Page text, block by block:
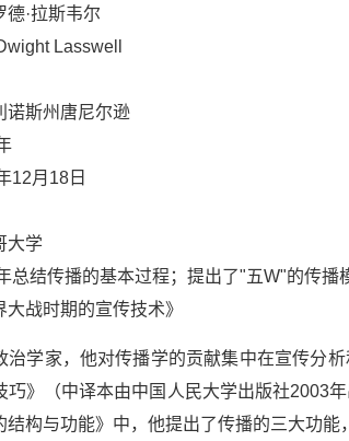
德·拉斯韦尔
Lasswell
诺斯州唐尼尔逊
12月18日
大学
总结传播的基本过程；提出了"五W"的传播
战时期的宣传技术》
治学家，他对传播学的贡献集中在宣传分
巧》（中译本由中国人民大学出版社2003
结构与功能》中，他提出了传播的三大功能